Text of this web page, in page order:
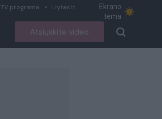
TV programa Lrytas.lt
Ekrano
tema
Atsiųskite video